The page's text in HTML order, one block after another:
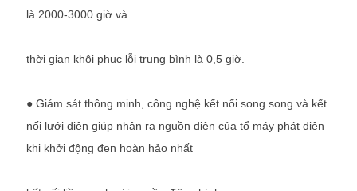
là 2000-3000 giờ và
thời gian khôi phục lỗi trung bình là 0,5 giờ.
● Giám sát thông minh, công nghệ kết nối song song và kết
nối lưới điện giúp nhận ra nguồn điện của tổ máy phát điện
khi khởi động đen hoàn hảo nhất